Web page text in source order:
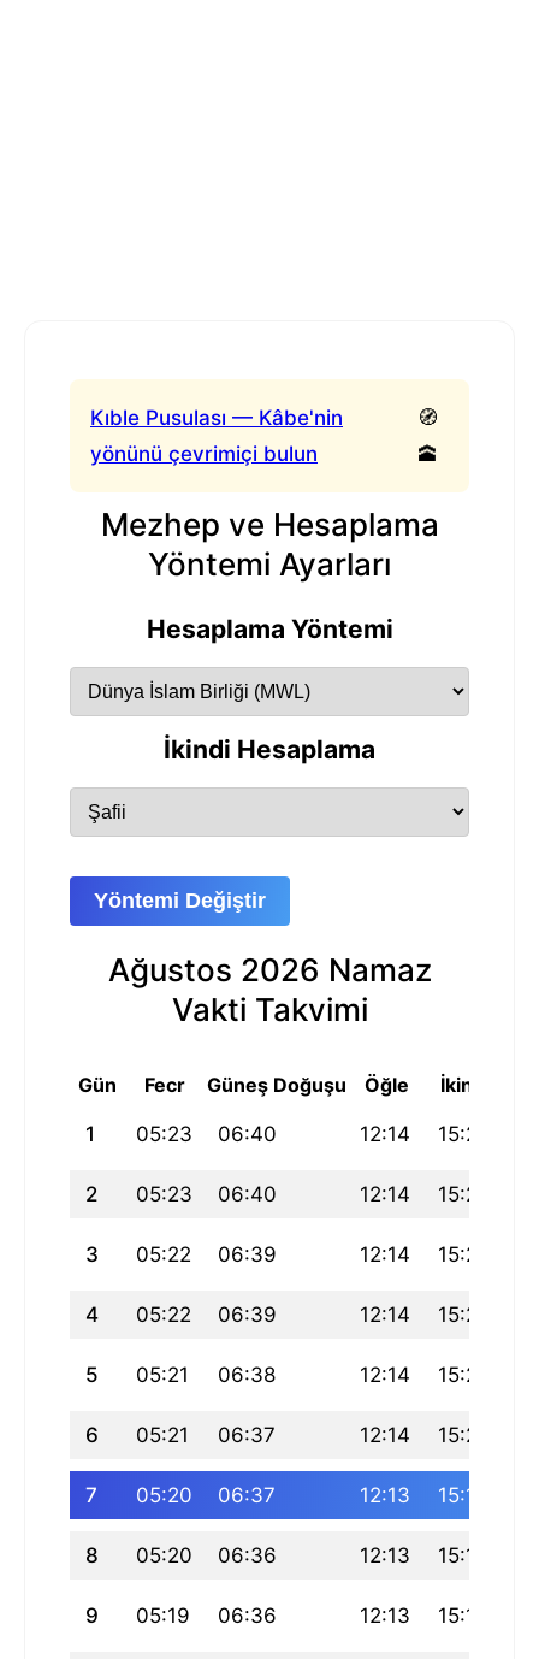
Kıble Pusulası — Kâbe'nin
yönünü çevrimiçi bulun
🧭
🕋
Mezhep ve Hesaplama
Yöntemi Ayarları
Hesaplama Yöntemi
İkindi Hesaplama
Yöntemi Değiştir
Ağustos 2026 Namaz
Vakti Takvimi
Gün Fecr Güneş Doğuşu Öğle İkindi
1 05:23 06:40 12:14 15:20
2 05:23 06:40 12:14 15:20
3 05:22 06:39 12:14 15:20
4 05:22 06:39 12:14 15:20
5 05:21 06:38 12:14 15:20
6 05:21 06:37 12:14 15:20
7 05:20 06:37 12:13 15:19
8 05:20 06:36 12:13 15:19
9 05:19 06:36 12:13 15:19